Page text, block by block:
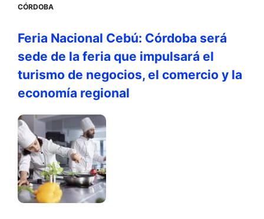
CÓRDOBA
Feria Nacional Cebú: Córdoba será
sede de la feria que impulsará el
turismo de negocios, el comercio y la
economía regional